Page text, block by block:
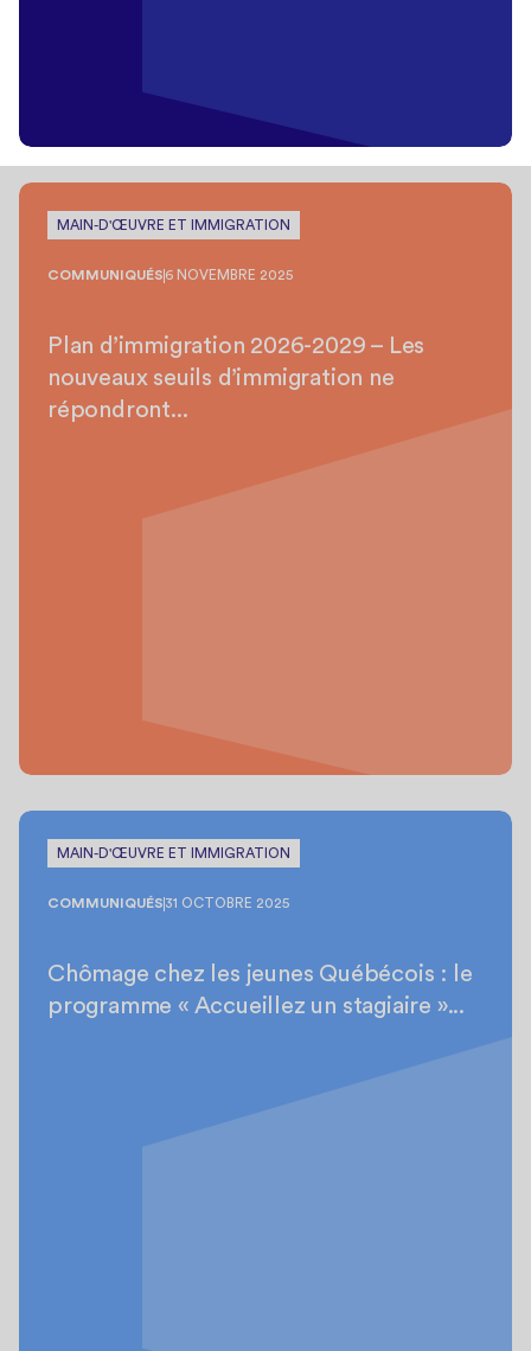
MAIN-D'ŒUVRE ET IMMIGRATION
COMMUNIQUÉS 6 NOVEMBRE 2025
Plan d’immigration 2026-2029 – Les
nouveaux seuils d’immigration ne
répondront...
MAIN-D'ŒUVRE ET IMMIGRATION
COMMUNIQUÉS 31 OCTOBRE 2025
Chômage chez les jeunes Québécois : le
programme « Accueillez un stagiaire »...